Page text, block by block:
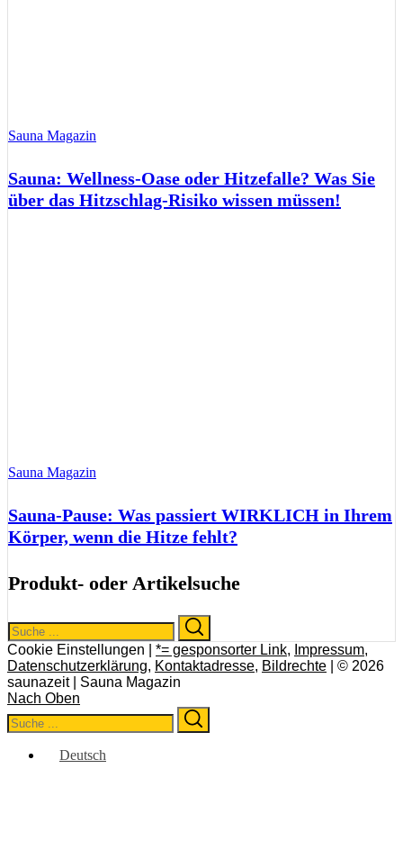
Sauna Magazin
Sauna: Wellness-Oase oder Hitzefalle? Was Sie
über das Hitzschlag-Risiko wissen müssen!
Sauna Magazin
Sauna-Pause: Was passiert WIRKLICH in Ihrem
Körper, wenn die Hitze fehlt?
Produkt- oder Artikelsuche
Search
for:
Cookie Einstellungen | *= gesponsorter Link, Impressum,
Datenschutzerklärung, Kontaktadresse, Bildrechte | © 2026
saunazeit | Sauna Magazin
Nach Oben
Search
for:
Deutsch